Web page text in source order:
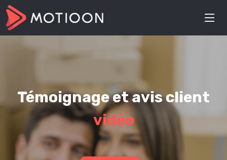
Témoignage et avis client
vidéo